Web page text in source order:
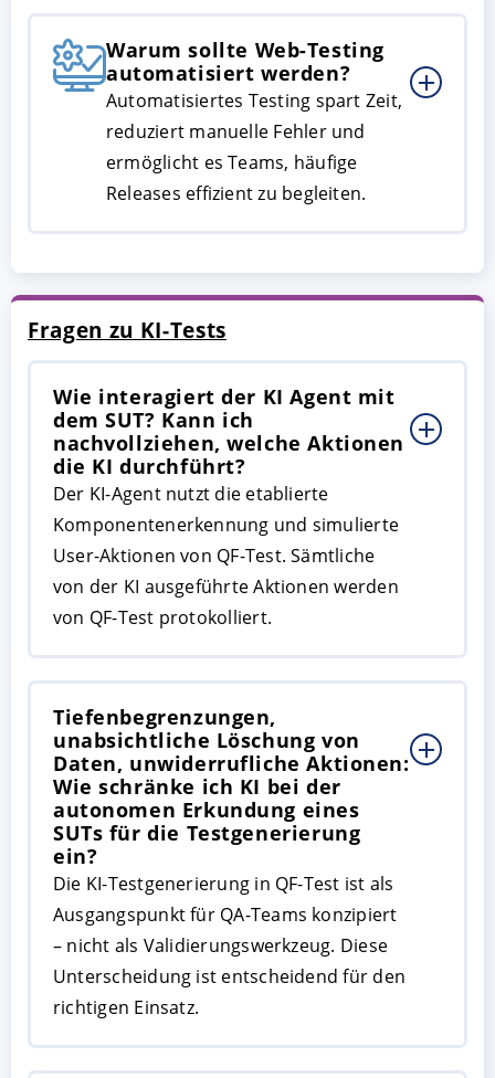
Warum sollte Web-Testing
automatisiert werden?
Automatisiertes Testing spart Zeit,
reduziert manuelle Fehler und
ermöglicht es Teams, häufige
Releases effizient zu begleiten.
Fragen zu KI-Tests
Wie interagiert der KI Agent mit
dem SUT? Kann ich
nachvollziehen, welche Aktionen
die KI durchführt?
Der KI-Agent nutzt die etablierte
Komponentenerkennung und simulierte
User-Aktionen von QF-Test. Sämtliche
von der KI ausgeführte Aktionen werden
von QF-Test protokolliert.
Tiefenbegrenzungen,
unabsichtliche Löschung von
Daten, unwiderrufliche Aktionen:
Wie schränke ich KI bei der
autonomen Erkundung eines
SUTs für die Testgenerierung
ein?
Die KI-Testgenerierung in QF-Test ist als
Ausgangspunkt für QA-Teams konzipiert
– nicht als Validierungswerkzeug. Diese
Unterscheidung ist entscheidend für den
richtigen Einsatz.